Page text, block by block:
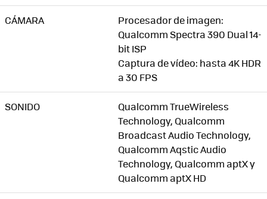
CÁMARA
Procesador de imagen:
Qualcomm Spectra 390 Dual 14-
bit ISP
Captura de vídeo: hasta 4K HDR
a 30 FPS
SONIDO
Qualcomm TrueWireless
Technology, Qualcomm
Broadcast Audio Technology,
Qualcomm Aqstic Audio
Technology, Qualcomm aptX y
Qualcomm aptX HD